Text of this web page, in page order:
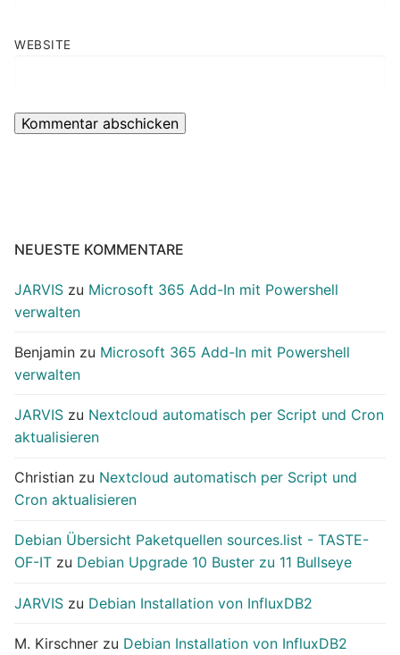
WEBSITE
NEUESTE KOMMENTARE
JARVIS zu Microsoft 365 Add-In mit Powershell
verwalten
Benjamin zu Microsoft 365 Add-In mit Powershell
verwalten
JARVIS zu Nextcloud automatisch per Script und Cron
aktualisieren
Christian zu Nextcloud automatisch per Script und
Cron aktualisieren
Debian Übersicht Paketquellen sources.list - TASTE-
OF-IT zu Debian Upgrade 10 Buster zu 11 Bullseye
JARVIS zu Debian Installation von InfluxDB2
M. Kirschner zu Debian Installation von InfluxDB2